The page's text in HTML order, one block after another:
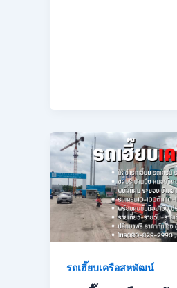
รถเฮี๊ยบเครือสหพัฒน์